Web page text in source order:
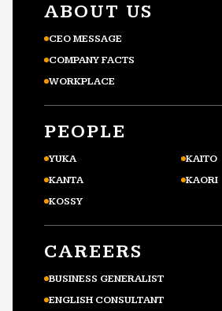
ABOUT US
CEO MESSAGE
COMPANY FACTS
WORKPLACE
PEOPLE
YUKA
KAITO
KANTA
KAORI
KOSSY
CAREERS
BUSINESS GENERALIST
ENGLISH CONSULTANT